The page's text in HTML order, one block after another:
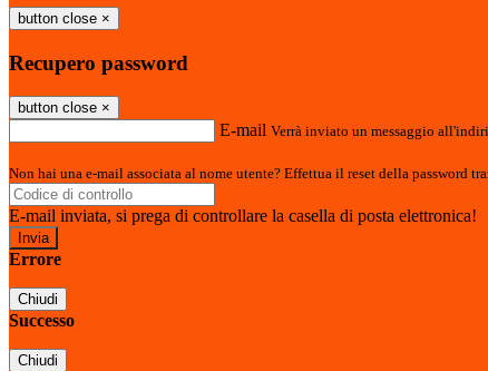
button close ×
Recupero password
button close ×
E-mail Verrà inviato un messaggio
Non hai una e-mail associata al nome utente? Effettua il reset della password
E-mail inviata, si prega di controllare la casella di posta elettronica!
Errore
Chiudi
Successo
Chiudi